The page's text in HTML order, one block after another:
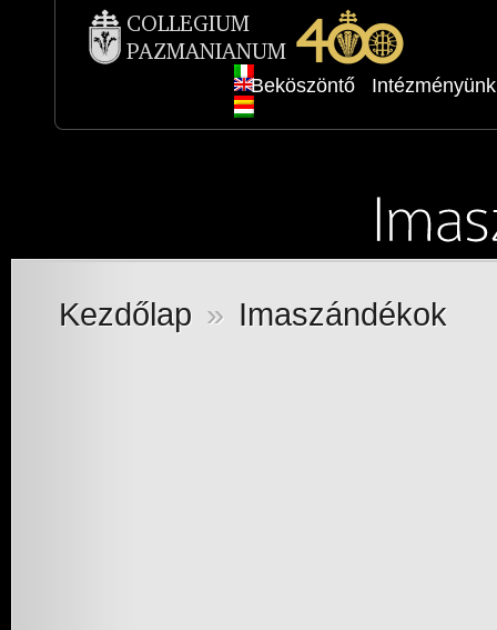
Beköszöntő Intézményünk
Kezdőlap » Imaszándékok